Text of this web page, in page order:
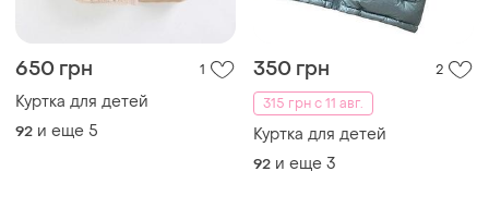
650 грн 1
Куртка для детей
92 и еще 5
350 грн
2
315 грн с 11 авг.
Куртка для детей
92 и еще 3